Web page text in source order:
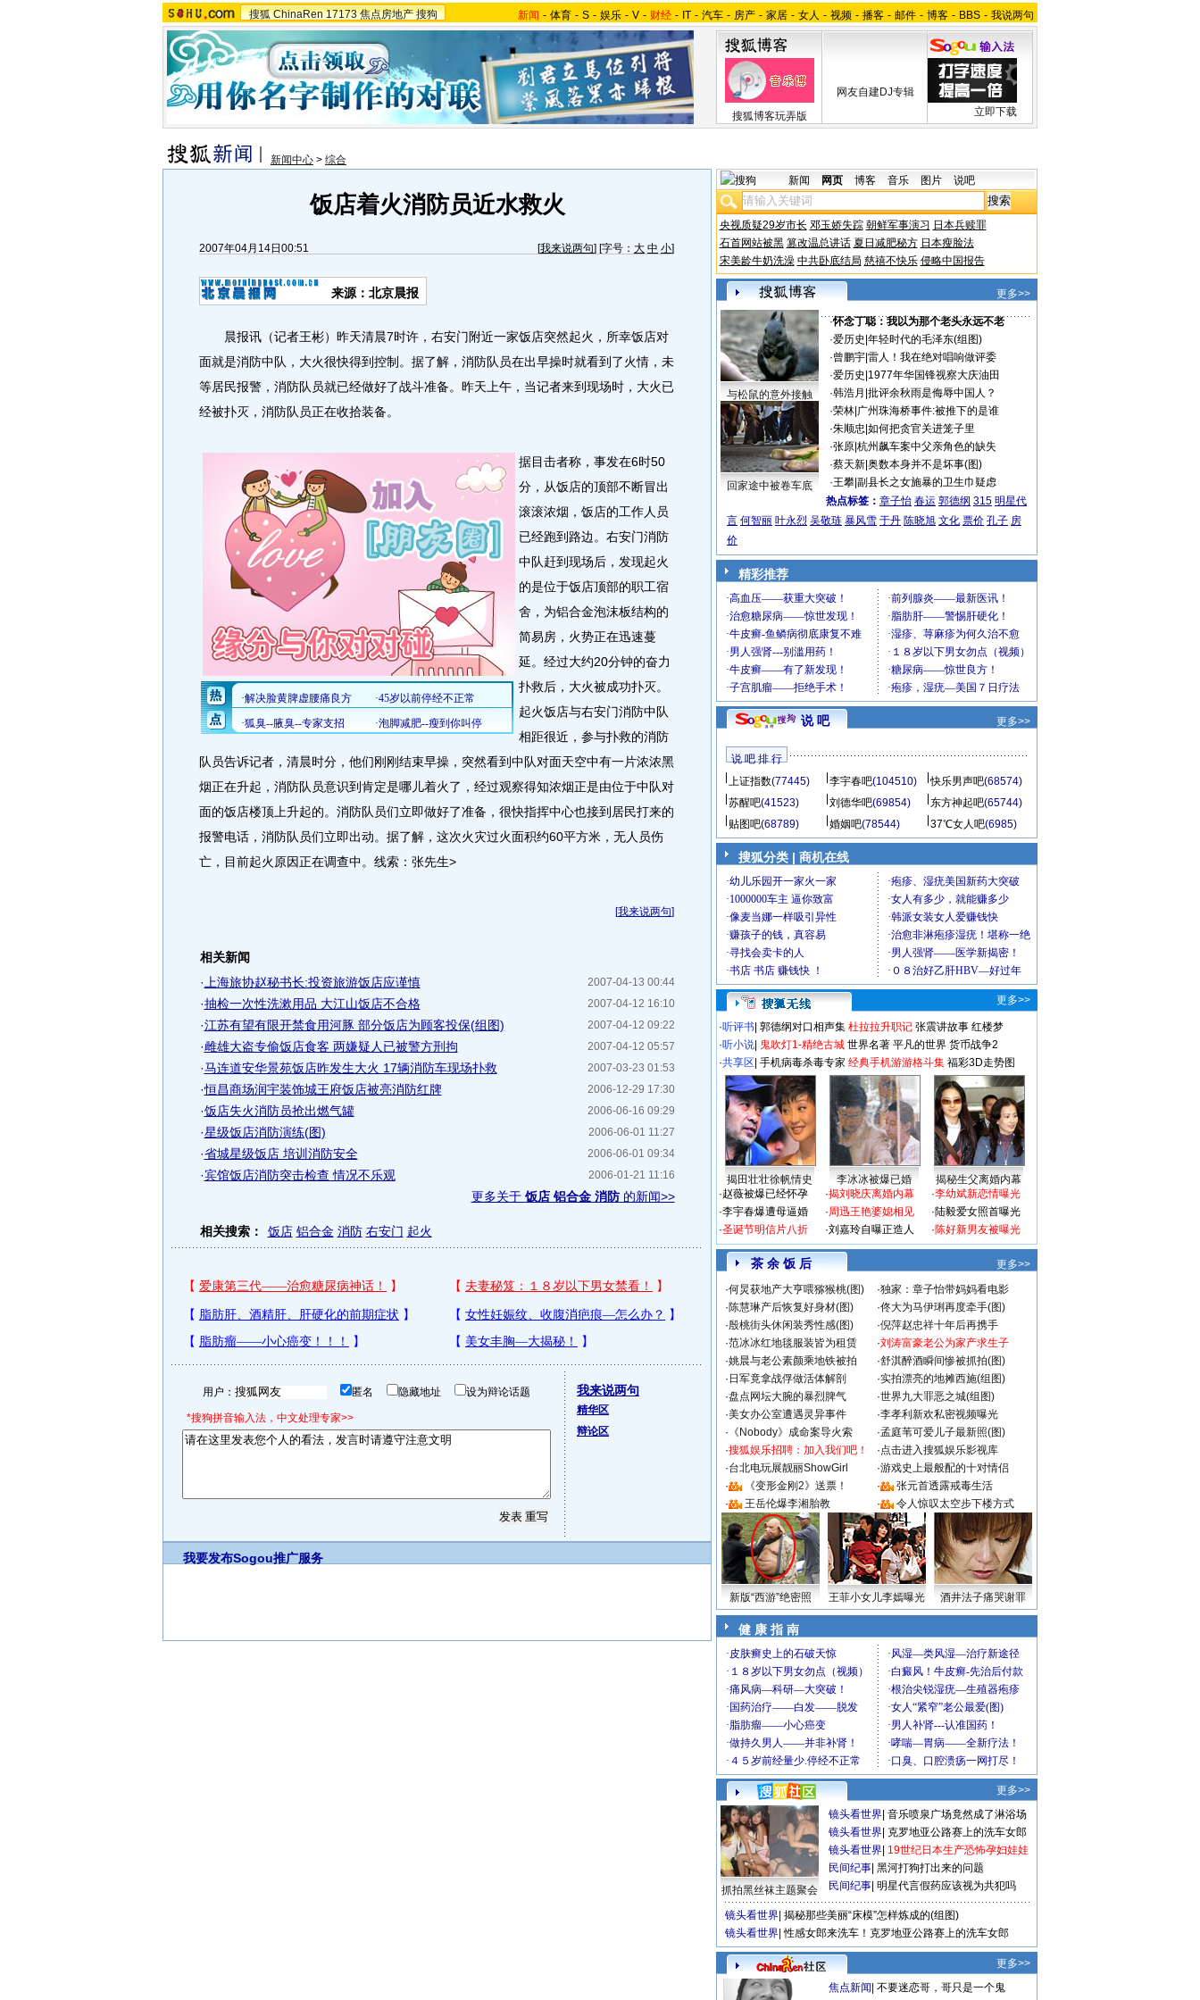
搜狐 ChinaRen 17173 焦点房地产 搜狗 新闻 - 体育 - S - 娱乐 - V - 财经 - IT - 汽车 - 房产 - 家居 - 女人 - 视频 - 播客 - 邮件 - 博客 - BBS - 我说两句
搜狐博客玩弄版
网友自建DJ专辑
立即下载
新闻中心 > 综合
饭店着火消防员近水救火
2007年04月14日00:51 [我来说两句] [字号： 大 中 小]
来源：北京晨报
晨报讯（记者王彬）昨天清晨7时许，右安门附近一家饭店突然起火，所幸饭店对
面就是消防中队，大火很快得到控制。据了解，消防队员在出早操时就看到了火情，未
等居民报警，消防队员就已经做好了战斗准备。昨天上午，当记者来到现场时，大火已
经被扑灭，消防队员正在收拾装备。
据目击者称，事发在6时50
分，从饭店的顶部不断冒出
滚滚浓烟，饭店的工作人员
已经跑到路边。右安门消防
中队赶到现场后，发现起火
的是位于饭店顶部的职工宿
舍，为铝合金泡沫板结构的
简易房，火势正在迅速蔓
延。经过大约20分钟的奋力
扑救后，大火被成功扑灭。
起火饭店与右安门消防中队
相距很近，参与扑救的消防
队员告诉记者，清晨时分，他们刚刚结束早操，突然看到中队对面天空中有一片浓浓黑
烟正在升起，消防队员意识到肯定是哪儿着火了，经过观察得知浓烟正是由位于中队对
面的饭店楼顶上升起的。消防队员们立即做好了准备，很快指挥中心也接到居民打来的
报警电话，消防队员们立即出动。据了解，这次火灾过火面积约60平方米，无人员伤
亡，目前起火原因正在调查中。线索：张先生>
[我来说两句]
相关新闻
2007-04-13 00:44
· 上海旅协赵秘书长:投资旅游饭店应谨慎
2007-04-12 16:10
·抽检一次性洗漱用品 大江山饭店不合格
2007-04-12 09:22
·江苏有望有限开禁食用河豚 部分饭店为顾客投保(组图)
2007-04-12 05:57
·雌雄大盗专偷饭店食客 两嫌疑人已被警方刑拘
2007-03-23 01:53
·马连道安华景苑饭店昨发生大火 17辆消防车现场扑救
2006-12-29 17:30
·恒昌商场润宇装饰城王府饭店被亮消防红牌
2006-06-16 09:29
·饭店失火消防员抢出燃气罐
2006-06-01 11:27
·星级饭店消防演练(图)
2006-06-01 09:34
·省城星级饭店 培训消防安全
2006-01-21 11:16
·宾馆饭店消防突击检查 情况不乐观
更多关于 饭店 铝合金 消防的新闻>>
相关搜索： 饭店 铝合金 消防 右安门 起火
用户： 匿名 隐藏地址 设为辩论话题
*搜狗拼音输入法，中文处理专家>>
我来说两句
精华区
辩论区
我要发布Sogou推广服务
新闻 网页 博客 音乐 图片 说吧
央视质疑29岁市长 邓玉娇失踪 朝鲜军事演习 日本兵赎罪
石首网站被黑 篡改温总讲话 夏日减肥秘方 日本瘦脸法
宋美龄牛奶洗澡 中共卧底结局 慈禧不快乐 侵略中国报告
更多>>
与松鼠的意外接触
回家途中被卷车底
·怀念丁聪：我以为那个老头永远不老
·爱历史 年轻时代的毛泽东(组图)
·曾鹏宇| 雷人！我在绝对唱响做评委
·爱历史 1977年华国锋视察大庆油田
·韩浩月 批评余秋雨是侮辱中国人？
·荣林| 广州珠海桥事件:被推下的是谁
·朱顺忠 如何把贪官关进笼子里
·张原| 杭州飙车案中父亲角色的缺失
·蔡天新| 奥数本身并不是坏事(图)
·王攀| 副县长之女施暴的卫生巾疑虑
热点标签： 章子怡 春运 郭德纲 315 明星代
言 何智丽 叶永烈 吴敬琏 暴风雪 于丹 陈晓旭 文化 票价 孔子 房
价
精彩推荐
说 吧 更多>>
说 吧 排 行
上证指数(77445) 李宇春吧(104510) 快乐男声吧(68574)
苏醒吧(41523) 刘德华吧(69854) 东方神起吧(65744)
贴图吧(68789) 婚姻吧(78544) 37℃女人吧(6985)
搜狐分类 | 商机在线
更多>>
·听评书 郭德纲对口相声集 杜拉拉升职记 张震讲故事 红楼梦
·听小说 鬼吹灯1-精绝古城 世界名著 平凡的世界 货币战争2
·共享区 手机病毒杀毒专家 经典手机游游格斗集 福彩3D走势图
揭田壮壮徐帆情史 李冰冰被爆已婚
揭秘生父离婚内幕
·赵薇被爆已经怀孕
·李宇春爆遭母逼婚
·圣诞节明信片八折
·揭刘晓庆离婚内幕
·周迅王艳婆媳相见
·刘嘉玲自曝正造人
·李幼斌新恋情曝光
·陆毅爱女照首曝光
·陈好新男友被曝光
茶 余 饭 后
更多>>
·何炅获地产大亨喂猕猴桃(图) ·独家：章子怡带妈妈看电影
·陈慧琳产后恢复好身材(图) ·佟大为马伊琍再度牵手(图)
·殷桃街头休闲装秀性感(图) ·倪萍赵忠祥十年后再携手
·范冰冰红地毯服装皆为租赁 ·刘涛富豪老公为家产求生子
·姚晨与老公素颜乘地铁被拍 ·舒淇醉酒瞬间惨被抓拍(图)
· 日军竟拿战俘做活体解剖 ·实拍漂亮的地摊西施(组图)
·盘点网坛大腕的暴烈脾气 ·世界九大罪恶之城(组图)
·美女办公室遭遇灵异事件 ·李孝利新欢私密视频曝光
· 《Nobody》成命案导火索 ·孟庭苇可爱儿子最新照(图)
·搜狐娱乐招聘：加入我们吧！ ·点击进入搜狐娱乐影视库
·台北电玩展靓丽ShowGirl ·游戏史上最般配的十对情侣
·
《变形金刚2》送票！ ·
张元首透露戒毒生活
·
王岳伦爆李湘胎教 · 令人惊叹太空步下楼方式
新版“西游”绝密照 王菲小女儿李嫣曝光 酒井法子痛哭谢罪
健 康 指 南
更多>>
抓拍黑丝袜主题聚会
镜头看世界 音乐喷泉广场竟然成了淋浴场
镜头看世界 克罗地亚公路赛上的洗车女郎
镜头看世界 19世纪日本生产恐怖孕妇娃娃
民间纪事 黑河打狗打出来的问题
民间纪事 明星代言假药应该视为共犯吗
镜头看世界 揭秘那些美丽“床模”怎样炼成的(组图)
镜头看世界 性感女郎来洗车！克罗地亚公路赛上的洗车女郎
更多>>
焦点新闻 不要迷恋哥，哥只是一个鬼